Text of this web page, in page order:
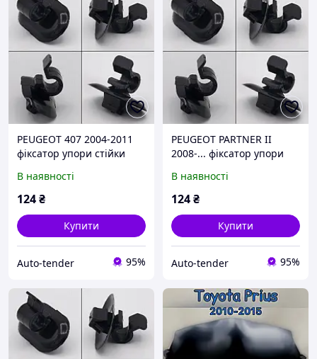
PEUGEOT 407 2004-2011
фіксатор упори стійки
капота кліпса кріпильна
затискач 7703179014
В наявності
124₴
Купити
Auto-tender 95%
PEUGEOT PARTNER II
2008-... фіксатор упори
тримача капота кліпса
кріпильна затискач
В наявності
124₴
Купити
Auto-tender 95%